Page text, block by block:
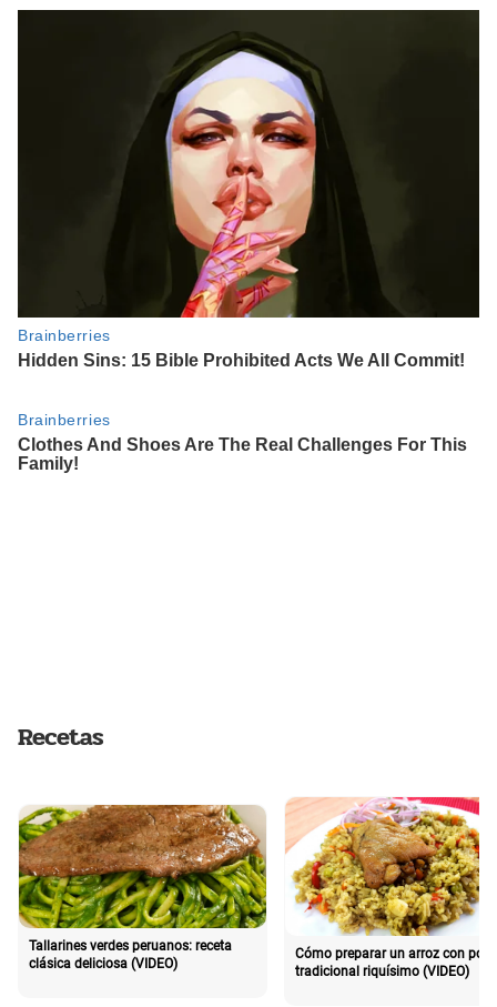
Recetas
Tallarines verdes peruanos: receta
clásica deliciosa (VIDEO)
Cómo preparar un arroz con pollo
tradicional riquísimo (VIDEO)